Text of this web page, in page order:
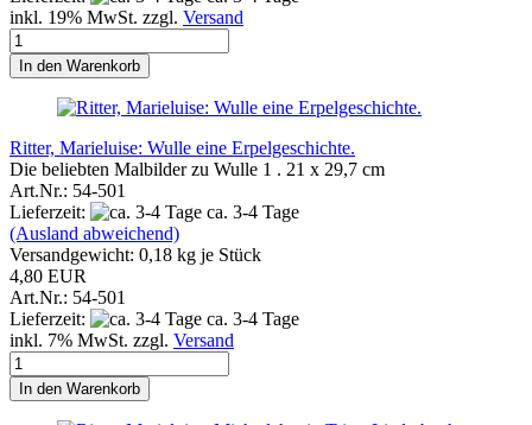
inkl. 19% MwSt. zzgl. Versand
In den Warenkorb
Ritter, Marieluise: Wulle eine Erpelgeschichte.
Die beliebten Malbilder zu Wulle 1 . 21 x 29,7 cm
Art.Nr.: 54-501
Lieferzeit:
ca. 3-4 Tage
(Ausland abweichend)
Versandgewicht: 0,18 kg je Stück
4,80 EUR
Art.Nr.: 54-501
Lieferzeit:
ca. 3-4 Tage
inkl. 7% MwSt. zzgl. Versand
In den Warenkorb